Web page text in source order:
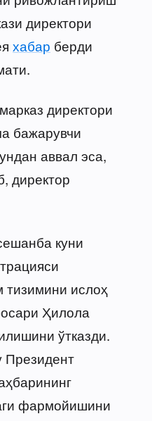
директори
хабар берди
директори
бажарувчи
аввал эса,
директор
куни
тизимини ислоҳ
Ҳилола
ўтказди.
Президент
фармойишини